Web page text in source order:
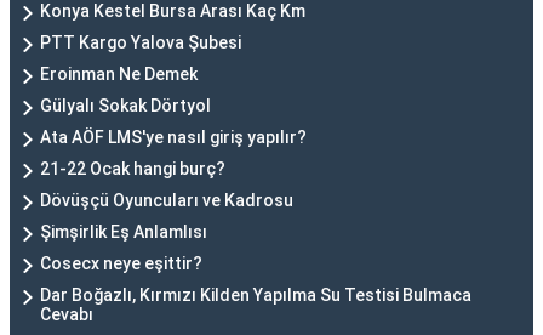
Konya Kestel Bursa Arası Kaç Km
PTT Kargo Yalova Şubesi
Eroinman Ne Demek
Gülyalı Sokak Dörtyol
Ata AÖF LMS'ye nasıl giriş yapılır?
21-22 Ocak hangi burç?
Dövüşçü Oyuncuları ve Kadrosu
Şimşirlik Eş Anlamlısı
Cosecx neye eşittir?
Dar Boğazlı, Kırmızı Kilden Yapılma Su Testisi Bulmaca
Cevabı